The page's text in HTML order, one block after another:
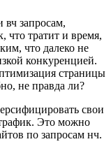
вч запросам,
что тратит и время,
что далеко не
конкуренцией.
страницы
не правда ли?
свои
Это можно
по запросам нч.